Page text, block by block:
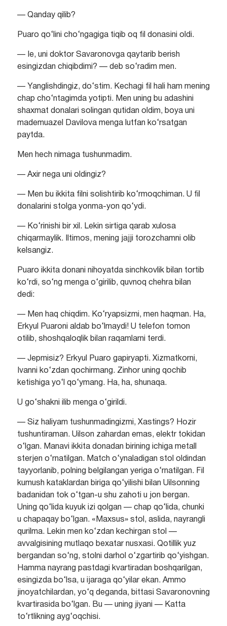
— Qanday qilib?
Puaro qo‘lini cho‘ngagiga tiqib oq fil donasini oldi.
— Ie, uni doktor Savaronovga qaytarib berish
esingizdan chiqibdimi? — deb so‘radim men.
— Yanglishdingiz, do‘stim. Kechagi fil hali ham mening
chap cho‘ntagimda yotipti. Men uning bu adashini
shaxmat donalari solingan qutidan oldim, boya uni
mademuazel Davilova menga lutfan ko‘rsatgan
paytda.
Men hech nimaga tushunmadim.
— Axir nega uni oldingiz?
— Men bu ikkita filni solishtirib ko‘rmoqchiman. U fil
donalarini stolga yonma-yon qo‘ydi.
— Ko‘rinishi bir xil. Lekin sirtiga qarab xulosa
chiqarmaylik. Iltimos, mening jajji torozchamni olib
kelsangiz.
Puaro ikkita donani nihoyatda sinchkovlik bilan tortib
ko‘rdi, so‘ng menga o‘girilib, quvnoq chehra bilan
dedi:
— Men haq chiqdim. Ko‘ryapsizmi, men haqman. Ha,
Erkyul Puaroni aldab bo‘lmaydi! U telefon tomon
otilib, shoshqaloqlik bilan raqamlarni terdi.
— Jepmisiz? Erkyul Puaro gapiryapti. Xizmatkorni,
Ivanni ko‘zdan qochirmang. Zinhor uning qochib
ketishiga yo‘l qo‘ymang. Ha, ha, shunaqa.
U go‘shakni ilib menga o‘girildi.
— Siz haliyam tushunmadingizmi, Xastings? Hozir
tushuntiraman. Uilson zahardan emas, elektr tokidan
o‘lgan. Manavi ikkita donadan birining ichiga metall
sterjen o‘rnatilgan. Match o‘ynaladigan stol oldindan
tayyorlanib, polning belgilangan yeriga o‘rnatilgan. Fil
kumush kataklardan biriga qo‘yilishi bilan Uilsonning
badanidan tok o‘tgan-u shu zahoti u jon bergan.
Uning qo‘lida kuyuk izi qolgan — chap qo‘lida, chunki
u chapaqay bo‘lgan. «Maxsus» stol, aslida, nayrangli
qurilma. Lekin men ko‘zdan kechirgan stol —
avvalgisining mutlaqo bexatar nusxasi. Qotillik yuz
bergandan so‘ng, stolni darhol o‘zgartirib qo‘yishgan.
Hamma nayrang pastdagi kvartiradan boshqarilgan,
esingizda bo‘lsa, u ijaraga qo‘yilar ekan. Ammo
jinoyatchilardan, yo‘q deganda, bittasi Savaronovning
kvartirasida bo‘lgan. Bu — uning jiyani — Katta
to‘rtlikning ayg‘oqchisi.